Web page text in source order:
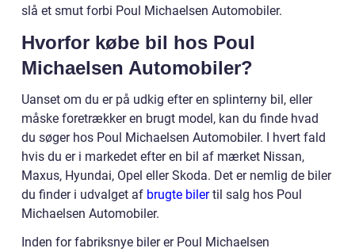
slå et smut forbi Poul Michaelsen Automobiler.
Hvorfor købe bil hos Poul
Michaelsen Automobiler?
Uanset om du er på udkig efter en splinterny bil, eller
måske foretrækker en brugt model, kan du finde hvad
du søger hos Poul Michaelsen Automobiler. I hvert fald
hvis du er i markedet efter en bil af mærket Nissan,
Maxus, Hyundai, Opel eller Skoda. Det er nemlig de biler
du finder i udvalget af brugte bilertil salg hos Poul
Michaelsen Automobiler.
Inden for fabriksnye biler er Poul Michaelsen